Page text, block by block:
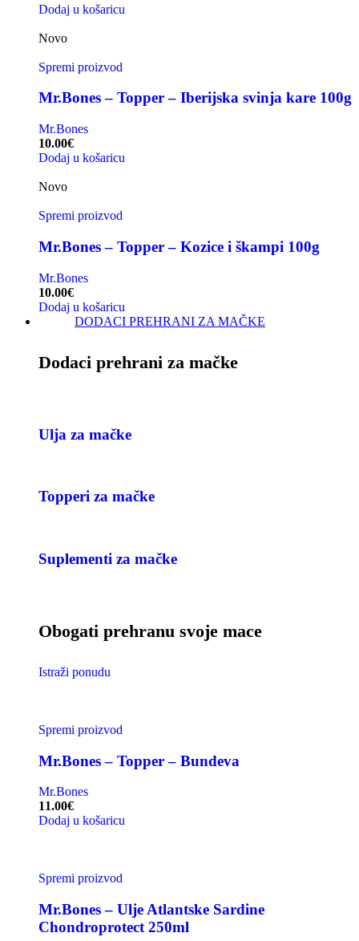
Dodaj u košaricu
Novo
Spremi proizvod
Mr.Bones – Topper – Iberijska svinja kare 100g
Mr.Bones
10.00€
Dodaj u košaricu
Novo
Spremi proizvod
Mr.Bones – Topper – Kozice i škampi 100g
Mr.Bones
10.00€
Dodaj u košaricu
DODACI PREHRANI ZA MAČKE
Dodaci prehrani za mačke
Ulja za mačke
Topperi za mačke
Suplementi za mačke
Obogati prehranu svoje mace
Istraži ponudu
Spremi proizvod
Mr.Bones – Topper – Bundeva
Mr.Bones
11.00€
Dodaj u košaricu
Spremi proizvod
Mr.Bones – Ulje Atlantske Sardine
Chondroprotect 250ml